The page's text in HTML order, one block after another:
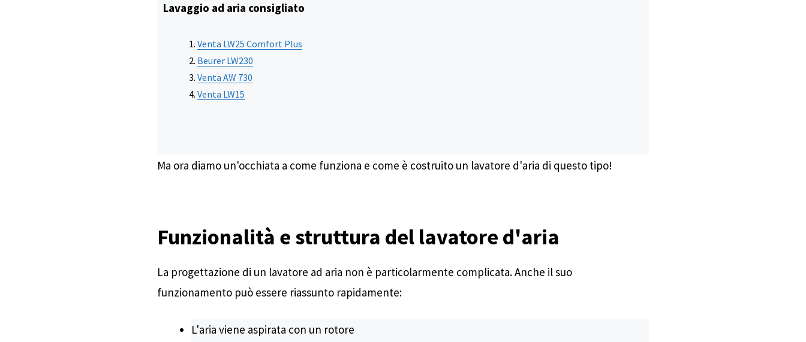
Lavaggio ad aria consigliato
Venta LW25 Comfort Plus
Beurer LW230
Venta AW 730
Venta LW15
Ma ora diamo un'occhiata a come funziona e come è costruito un lavatore d'aria di questo tipo!
Funzionalità e struttura del lavatore d'aria
La progettazione di un lavatore ad aria non è particolarmente complicata. Anche il suo
funzionamento può essere riassunto rapidamente:
L'aria viene aspirata con un rotore